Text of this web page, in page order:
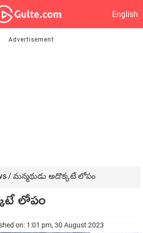
English
/ మన్మథుడు అదొక్కటే లోపం
లోపం
on: 1:01 pm, 30 August 2023